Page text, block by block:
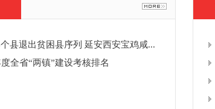
县退出贫困县序列 延安西安宝鸡咸...
全省“两镇”建设考核排名